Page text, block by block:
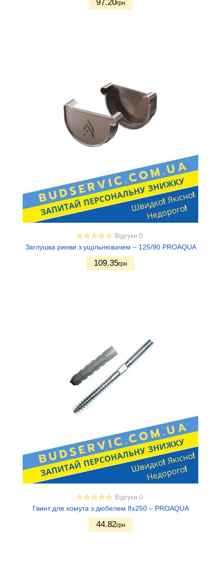
97.20грн
Відгуки 0
Заглушка ринви з ущільнювачем – 125/90 PROAQUA
109.35грн
Відгуки 0
Гвинт для хомута з дюбелем 8х250 – PROAQUA
44.82грн